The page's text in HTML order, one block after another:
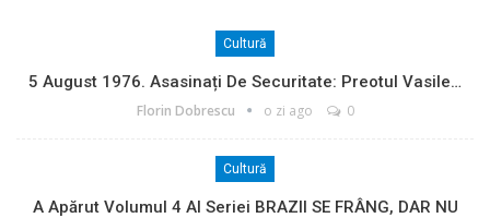
Cultură
5 August 1976. Asasinați De Securitate: Preotul Vasile…
Florin Dobrescu o zi ago 0
Cultură
A Apărut Volumul 4 Al Seriei BRAZII SE FRÂNG, DAR NU